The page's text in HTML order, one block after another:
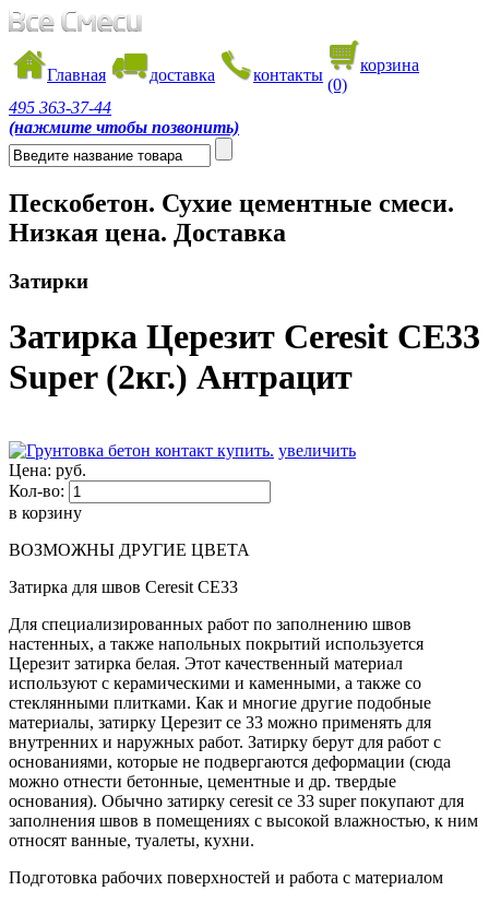
Главная доставка контакты
корзина
(0)
495 363-37-44
(нажмите чтобы позвонить)
Пескобетон. Сухие цементные смеси.
Низкая цена. Доставка
Затирки
Затирка Церезит Ceresit CE33
Super (2кг.) Антрацит
увеличить
Цена: руб.
Кол-во:
в корзину
ВОЗМОЖНЫ ДРУГИЕ ЦВЕТА
Затирка для швов Ceresit CE33
Для специализированных работ по заполнению швов
настенных, а также напольных покрытий используется
Церезит затирка белая. Этот качественный материал
используют с керамическими и каменными, а также со
стеклянными плитками. Как и многие другие подобные
материалы, затирку Церезит се 33 можно применять для
внутренних и наружных работ. Затирку берут для работ с
основаниями, которые не подвергаются деформации (сюда
можно отнести бетонные, цементные и др. твердые
основания). Обычно затирку ceresit се 33 super покупают для
заполнения швов в помещениях с высокой влажностью, к ним
относят ванные, туалеты, кухни.
Подготовка рабочих поверхностей и работа с материалом